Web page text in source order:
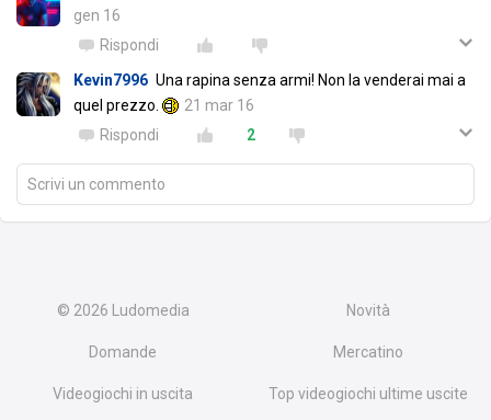
gen 16
Rispondi
Kevin7996 Una rapina senza armi! Non la venderai mai a
quel prezzo.
21 mar 16
Rispondi
2
Scrivi un commento
© 2026 Ludomedia Novità
Domande Mercatino
Videogiochi in uscita Top videogiochi ultime uscite